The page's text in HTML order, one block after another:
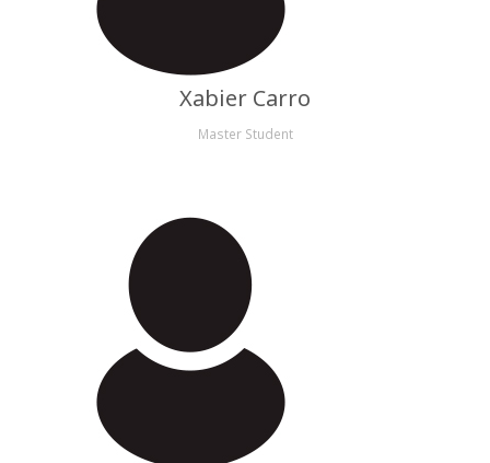
Xabier Carro
Master Student